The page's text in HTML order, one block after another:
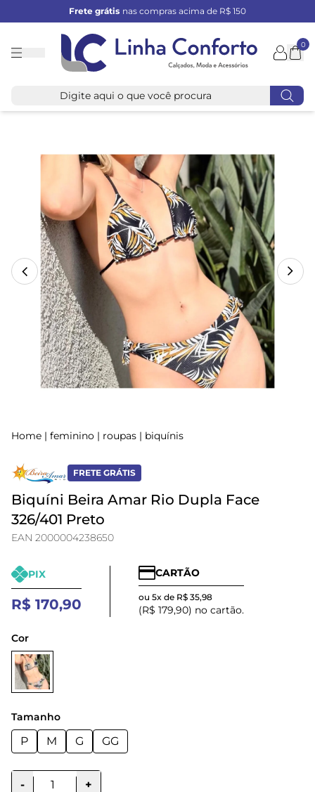
Frete grátis nas compras acima de R$ 150
Linha
0
Home | feminino | roupas | biquínis
FRETE GRÁTIS
Biquíni Beira Amar Rio Dupla Face
326/401 Preto
EAN 2000004238650
PIX
R$ 170,90
CARTÃO
ou 5x de R$ 35,98
(R$ 179,90) no cartão.
Cor
Tamanho
P M G GG
- +